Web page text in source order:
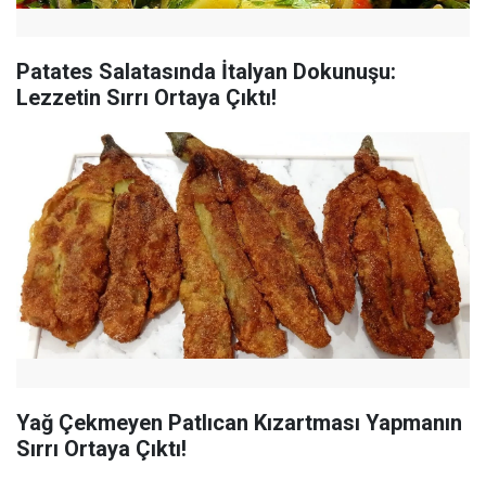
Patates Salatasında İtalyan Dokunuşu:
Lezzetin Sırrı Ortaya Çıktı!
Yağ Çekmeyen Patlıcan Kızartması Yapmanın
Sırrı Ortaya Çıktı!